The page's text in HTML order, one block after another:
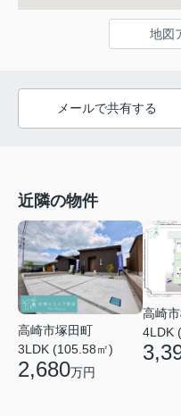
地図
メールで共有する
近隣の物件
高崎市塚田町
3LDK (105.58㎡)
2,680万円
高崎
4LDK